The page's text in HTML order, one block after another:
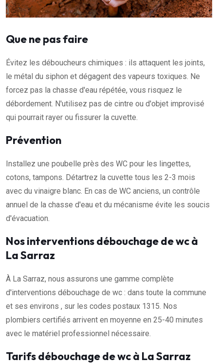
Que ne pas faire
Évitez les déboucheurs chimiques : ils attaquent les joints,
le métal du siphon et dégagent des vapeurs toxiques. Ne
forcez pas la chasse d'eau répétée, vous risquez le
débordement. N'utilisez pas de cintre ou d'objet improvisé
qui pourrait rayer ou fissurer la cuvette.
Prévention
Installez une poubelle près des WC pour les lingettes,
cotons, tampons. Détartrez la cuvette tous les 2-3 mois
avec du vinaigre blanc. En cas de WC anciens, un contrôle
annuel de la chasse d'eau et du mécanisme évite les soucis
d'évacuation.
Nos interventions débouchage de wc à
La Sarraz
À La Sarraz, nous assurons une gamme complète
d'interventions débouchage de wc : dans toute la commune
et ses environs , sur les codes postaux 1315. Nos
plombiers certifiés arrivent en moyenne en 25-40 minutes
avec le matériel professionnel nécessaire.
Tarifs débouchage de wc à La Sarraz